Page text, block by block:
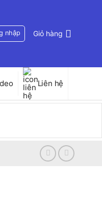
nhập Giỏ hàng
Liên hệ